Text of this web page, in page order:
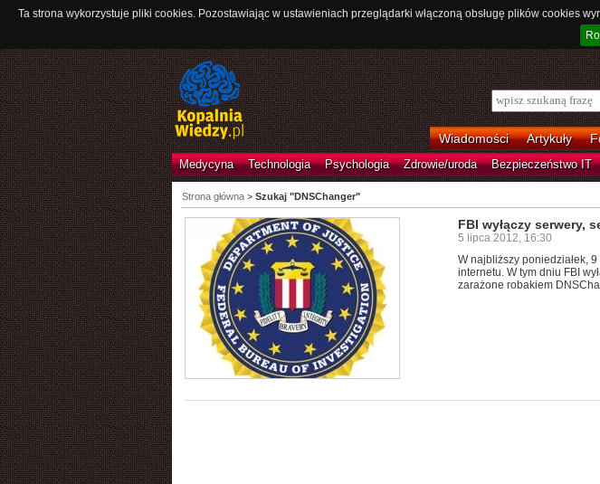
Ta strona wykorzystuje pliki cookies. Pozostawiając w ustawieniach przeglądarki włączoną obsługę plików cookies
Wiadomości Artykuły
Medycyna Technologia Psychologia Zdrowie/uroda Bezpieczeństwo IT
Strona główna> Szukaj "DNSChanger"
FBI wyłączy serwery,
5 lipca 2012, 16:30
W najbliższy poniedziałek,
internetu. W tym dniu FBI
zarażone robakiem